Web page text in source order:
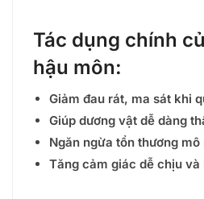
Tác dụng chính
hậu môn:
Giảm đau rát, ma sát khi
Giúp dương vật dễ dàng
Ngăn ngừa tổn thương
Tăng cảm giác dễ chịu